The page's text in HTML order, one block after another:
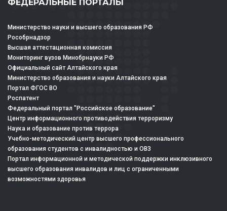
ФЕДЕРАЛЬНЫЕ ПОРТАЛЫ
Министерство науки и высшего образования РФ
Рособрнадзор
Высшая аттестационная комиссия
Мониторинг вузов Минобрнауки РФ
Официальный сайт Алтайского края
Министерство образования и науки Алтайского края
Портал ФГОС ВО
Роспатент
Федеральный портал "Российское образование"
Центр информационного противодействия терроризму
Наука и образование против террора
Учебно-методический центр высшего профессионального
образования студентов с инвалидностью и ОВЗ
Портал информационной и методической поддержки инклюзивного
высшего образования инвалидов и лиц с ограниченными
возможностями здоровья